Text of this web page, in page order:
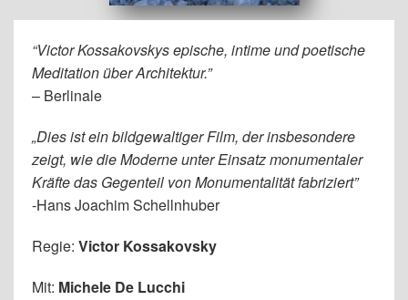
“Victor Kossakovskys epische, intime und poetische
Meditation über Architektur.”
– Berlinale
„Dies ist ein bildgewaltiger Film, der insbesondere
zeigt, wie die Moderne unter Einsatz monumentaler
Kräfte das Gegenteil von Monumentalität fabriziert”
-Hans Joachim Schellnhuber
Regie: Victor Kossakovsky
Mit: Michele De Lucchi